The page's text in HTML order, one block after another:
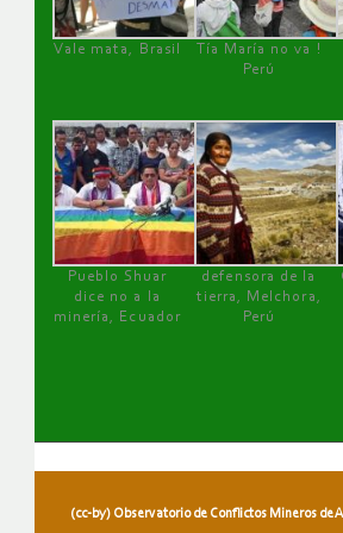
Vale mata, Brasil
Tía María no va !
Perú
Pueblo Shuar
dice no a la
minería, Ecuador
defensora de la
tierra, Melchora,
Perú
(cc-by) Observatorio de Conflictos Mineros de